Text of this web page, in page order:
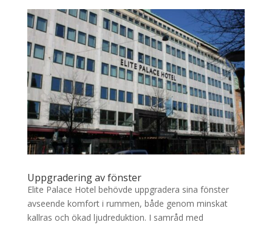
Uppgradering av fönster
Elite Palace Hotel behövde uppgradera sina fönster
avseende komfort i rummen, både genom minskat
kallras och ökad ljudreduktion. I samråd med